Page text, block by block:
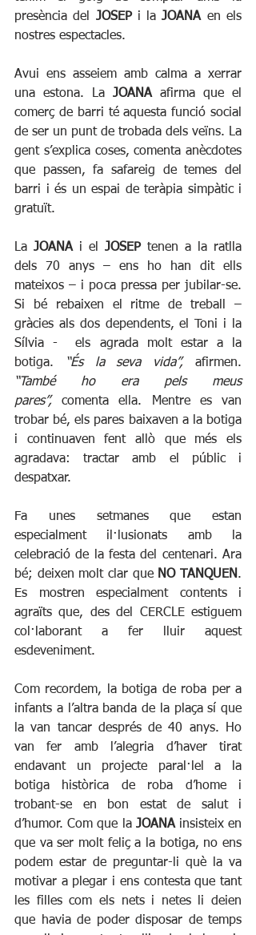
presència del JOSEP i la JOANA en els
nostres espectacles.
Avui ens asseiem amb calma a xerrar
una estona. La JOANA afirma que el
comerç de barri té aquesta funció social
de ser un punt de trobada dels veïns. La
gent s’explica coses, comenta anècdotes
que passen, fa safareig de temes del
barri i és un espai de teràpia simpàtic i
gratuït.
La JOANA i el JOSEP tenen a la ratlla
dels 70 anys – ens ho han dit ells
mateixos – i poca pressa per jubilar-se.
Si bé rebaixen el ritme de treball –
gràcies als dos dependents, el Toni i la
Sílvia -  els agrada molt estar a la
botiga.
“És la seva vida”,
“També ho era pels meus
pares”, comenta ella. Mentre es van
trobar bé, els pares baixaven a la botiga
i continuaven fent allò que més els
agradava: tractar amb el públic i
despatxar.
Fa unes setmanes que estan
especialment il·lusionats amb la
celebració de la festa del centenari. Ara
bé; deixen molt clar que NO TANQUEN .
Es mostren especialment contents i
agraïts que, des del CERCLE estiguem
col·laborant a fer lluir aquest
esdeveniment.
Com recordem, la botiga de roba per a
infants a l’altra banda de la plaça sí que
la van tancar després de 40 anys. Ho
van fer amb l’alegria d’haver tirat
endavant un projecte paral·lel a la
botiga històrica de roba d’home i
trobant-se en bon estat de salut i
d’humor. Com que la JOANA insisteix en
que va ser molt feliç a la botiga, no ens
podem estar de preguntar-li què la va
motivar a plegar i ens contesta que tant
les filles com els nets i netes li deien
que havia de poder disposar de temps